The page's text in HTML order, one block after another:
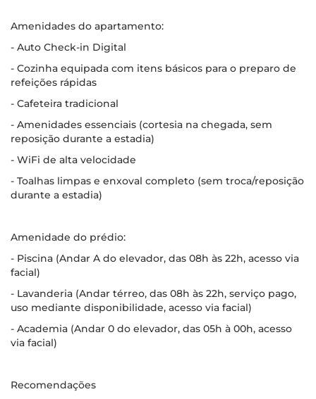
Amenidades do apartamento:
- Auto Check-in Digital
- Cozinha equipada com itens básicos para o preparo de
refeições rápidas
- Cafeteira tradicional
- Amenidades essenciais (cortesia na chegada, sem
reposição durante a estadia)
- WiFi de alta velocidade
- Toalhas limpas e enxoval completo (sem troca/reposição
durante a estadia)
Amenidade do prédio:
- Piscina (Andar A do elevador, das 08h às 22h, acesso via
facial)
- Lavanderia (Andar térreo, das 08h às 22h, serviço pago,
uso mediante disponibilidade, acesso via facial)
- Academia (Andar 0 do elevador, das 05h à 00h, acesso
via facial)
Recomendações